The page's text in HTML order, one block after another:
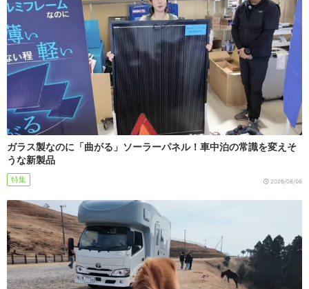
ガラス製なのに「曲がる」ソーラーパネル！車中泊の常識を変えそ
うな新製品
特集 2026/08/06